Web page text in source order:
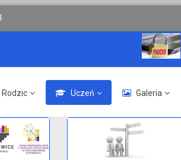
Rodzic Uczeń Galeria